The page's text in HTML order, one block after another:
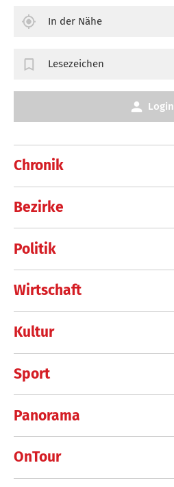
Chronik
Bezirke
Politik
Wirtschaft
Kultur
Sport
Panorama
OnTour
In der Nähe
Lesezeichen
Login